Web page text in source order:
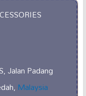
Jalan Padang
Malaysia